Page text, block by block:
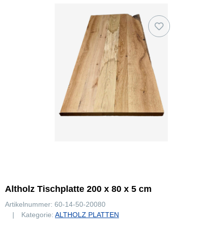
Altholz Tischplatte 200 x 80 x 5 cm
Artikelnummer: 60-14-50-20080
Kategorie: ALTHOLZ PLATTEN